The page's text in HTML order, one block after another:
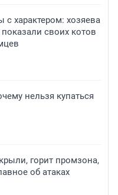
характером: хозяева
своих котов
нельзя купаться
горит промзона,
об атаках